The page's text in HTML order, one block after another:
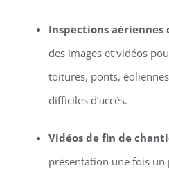
Inspections aériennes
des images et vidéos
toitures, ponts,
difficiles d’accès.
Vidéos de fin de
présentation une fois